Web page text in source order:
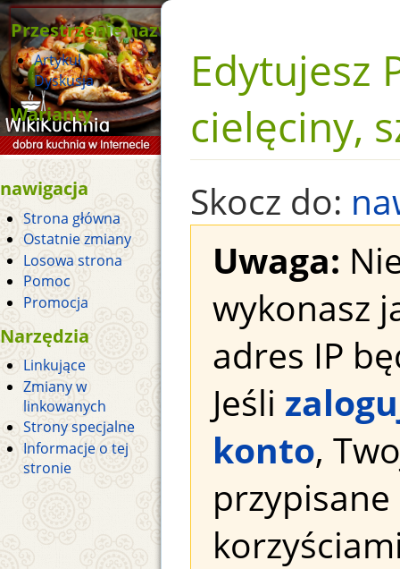
Edytujesz
cielęciny,
Skocz do:
Uwaga:
wykonasz
adres IP
Jeśli
konto,
Przestrzenie nazw
Artykuł
Dyskusja
Warianty
nawigacja
Strona główna
Ostatnie zmiany
Losowa strona
Pomoc
Promocja
Narzędzia
Linkujące
Zmiany w
linkowanych
Strony specjalne
Informacje o tej
stronie